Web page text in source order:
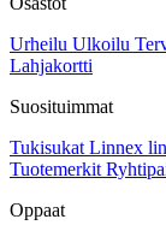
Urheilu Ulkoilu
Lahjakortti
Suosituimmat
Tukisukat Linnex
Tuotemerkit
Oppaat